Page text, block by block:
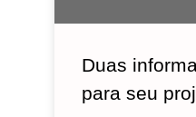
Duas
para seu